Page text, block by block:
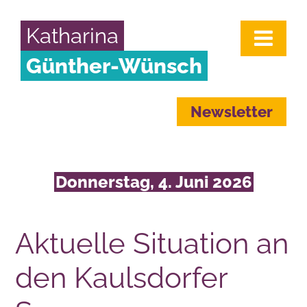
Katharina
Günther-Wünsch
Newsletter
Donnerstag, 4. Juni 2026
Aktuelle Situation an
den Kaulsdorfer